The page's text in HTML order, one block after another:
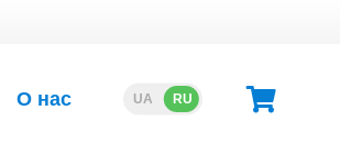
О нас UA RU